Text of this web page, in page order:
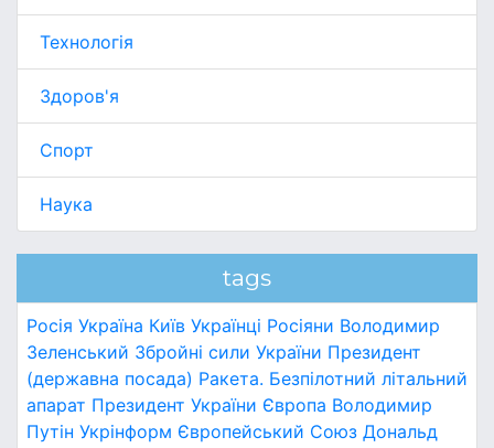
Технологія
Здоров'я
Спорт
Наука
tags
Росія Україна Київ Українці Росіяни Володимир
Зеленський Збройні сили України Президент
(державна посада) Ракета. Безпілотний літальний
апарат Президент України Європа Володимир
Путін Укрінформ Європейський Союз Дональд